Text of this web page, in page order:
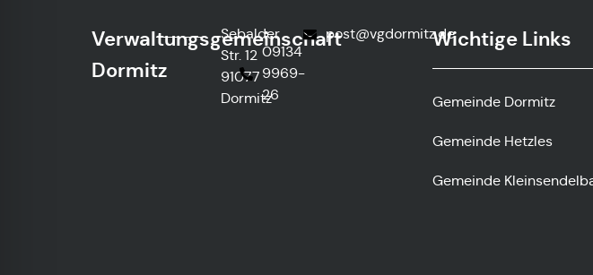
Verwaltungsgemeinschaft
Dormitz
Sebalder
Str. 12
91077
Dormitz
09134
9969-
26
ed.ztimrodgv
@tsop Wichtige Links
Gemeinde Dormitz
Gemeinde Hetzles
Gemeinde